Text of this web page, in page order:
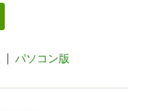
パソコン版